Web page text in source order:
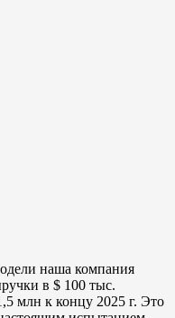
наша компания
в $ 100 тыс.
млн к концу 2025 г. Это